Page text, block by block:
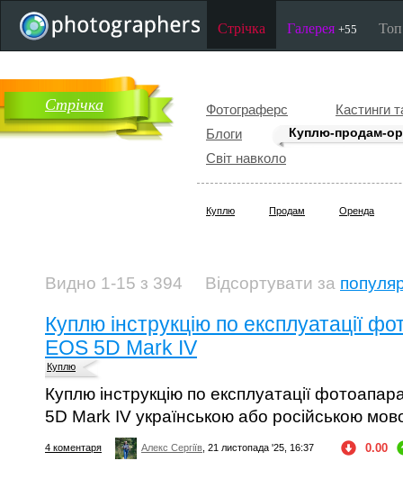
Стрічка Галерея +55
Стрічка Фотограферс
Кастинги
Блоги
Куплю-продам-
Світ навколо
Куплю Продам Оренда
Видно 1-15 з 394 Відсортувати за
Куплю інструкцію по експлуатації
EOS 5D Mark IV
Куплю
Куплю інструкцію по експлуатації
5D Mark IV українською або російською
4 коментаря Алекс Сергіїв , 21 листопада '25, 16:37 0.00